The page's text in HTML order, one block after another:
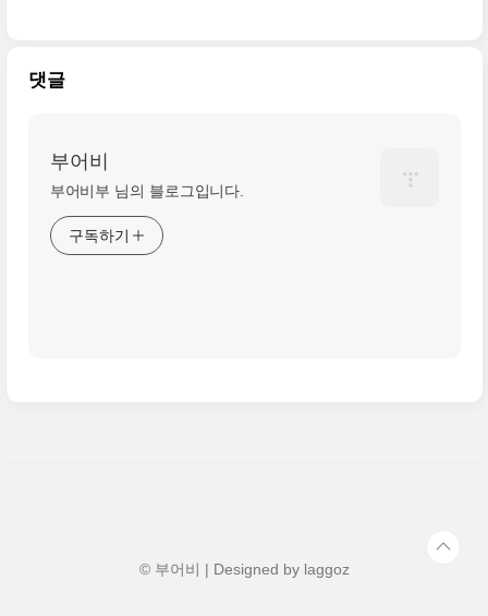
댓글
부어비
부어비부 님의 블로그입니다.
구독하기
© 부어비 | Designed by laggoz